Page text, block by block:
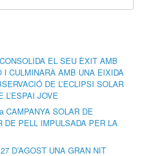
EL SEU ÈXIT AMB
I CULMINARÀ AMB UNA EIXIDA
DE L’ECLIPSI SOLAR
L’ESPAI JOVE
CAMPANYA SOLAR DE
DE PELL IMPULSADA PER LA
D’AGOST UNA GRAN NIT